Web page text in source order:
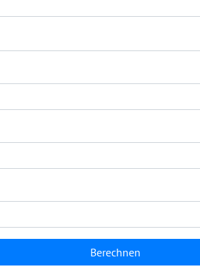
Berechnen